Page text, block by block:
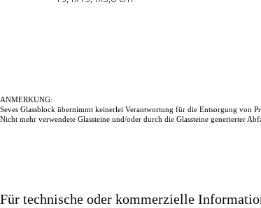
ANMERKUNG:
Seves Glassblock übernimmt keinerlei Verantwortung für die Entsorgung von
Nicht mehr verwendete Glassteine und/oder durch die Glassteine generierter
Für technische oder kommerzielle